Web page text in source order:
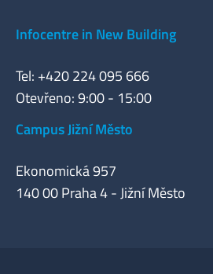
Infocentre in New Building
Tel: +420 224 095 666
Otevřeno: 9:00 - 15:00
Campus Jižní Město
Ekonomická 957
140 00 Praha 4 - Jižní Město